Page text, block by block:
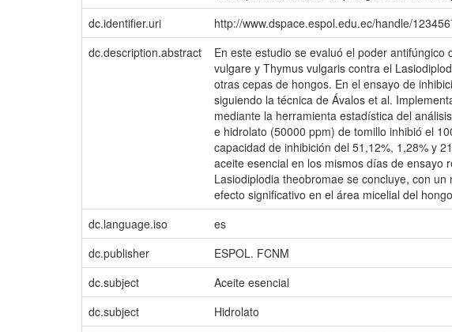
dc.identifier.uri http://www.dspace.espol.edu.ec/handle/
dc.description.abstract
En este estudio se evaluó el poder
vulgare y Thymus vulgaris contra el
otras cepas de hongos. En el ensayo de
siguiendo la técnica de Ávalos et al.
mediante la herramienta estadística del
e hidrolato (50000 ppm) de tomillo inhibió el
capacidad de inhibición del 51,12%, 1,28% y
aceite esencial en los mismos días de ensayo
Lasiodiplodia theobromae se concluye, con
efecto significativo en el área micelial del
dc.language.iso es
dc.publisher
ESPOL. FCNM
dc.subject
Aceite esencial
dc.subject
Hidrolato